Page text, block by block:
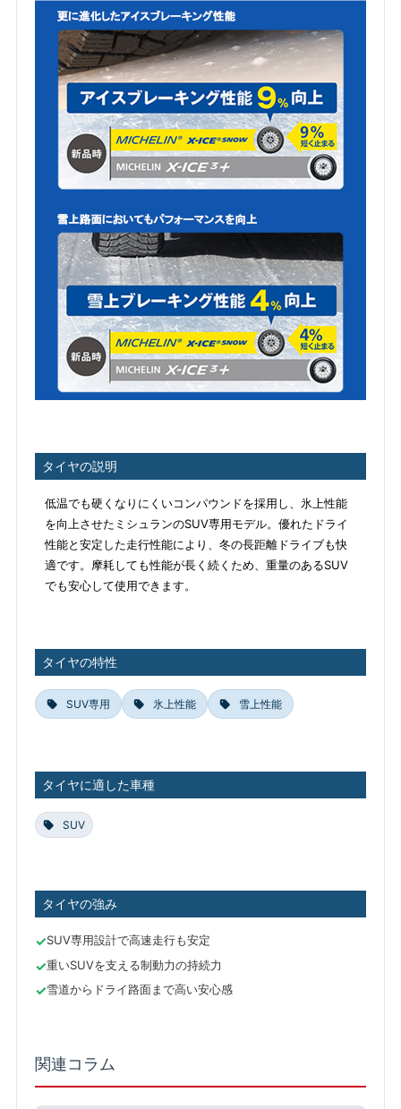
タイヤの説明
低温でも硬くなりにくいコンパウンドを採用し、氷上性能
を向上させたミシュランのSUV専用モデル。優れたドライ
性能と安定した走行性能により、冬の長距離ドライブも快
適です。摩耗しても性能が長く続くため、重量のあるSUV
でも安心して使用できます。
タイヤの特性
SUV専用 氷上性能 雪上性能
タイヤに適した車種
SUV
タイヤの強み
SUV専用設計で高速走行も安定
重いSUVを支える制動力の持続力
雪道からドライ路面まで高い安心感
関連コラム